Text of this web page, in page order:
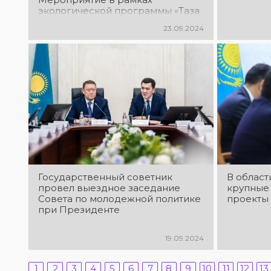
экологической программы «Таза
госслужащих всех уровней.
Вооружившись необходимыми
подручными средствами около
500 человек ранним субботним
утром вступили в борьбу за
чистоту и порядок.
23.09.2024
Государственный советник
провел выездное заседание
Совета по молодежной политике
при Президенте
19.09.2024
В
проекты
1 2 3 4 5 6 7 8 9 10 11 12 13